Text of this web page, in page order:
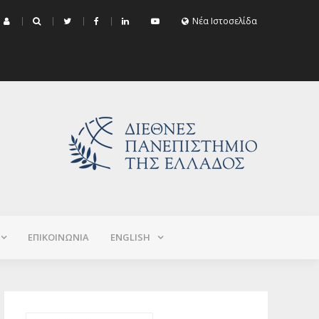
Εξεταστικής Σεπτεμβρίου 2026 (Χειμερινό+Εαρινό 2025-2026)
Νέα Ιστοσελίδα
ΕΠΙΚΟΙΝΩΝΙΑ ΕNGLISH